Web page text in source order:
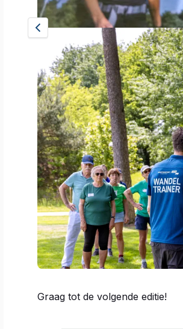
Graag tot de volgende editie!